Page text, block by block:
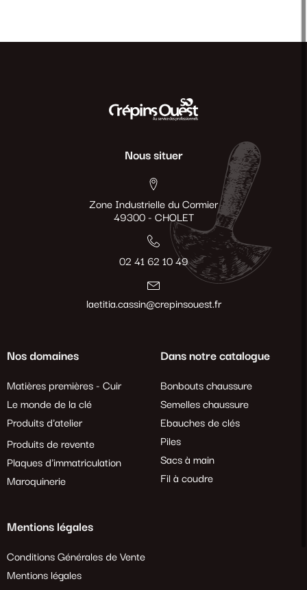
Nous situer
Zone Industrielle du Cormier
49300 - CHOLET
02 41 62 10 49
laetitia.cassin@crepinsouest.fr
Nos domaines
Matières premières - Cuir
Le monde de la clé
Produits d'atelier
Produits de revente
Plaques d'immatriculation
Maroquinerie
Dans notre catalogue
Bonbouts chaussure
Semelles chaussure
Ebauches de clés
Piles
Sacs à main
Fil à coudre
Mentions légales
Conditions Générales de Vente
Mentions légales